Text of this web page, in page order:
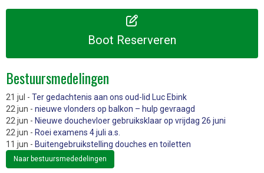
Boot Reserveren
Bestuursmedelingen
21 jul - Ter gedachtenis aan ons oud-lid Luc Ebink
22 jun - nieuwe vlonders op balkon – hulp gevraagd
22 jun - Nieuwe douchevloer gebruiksklaar op vrijdag 26 juni
22 jun - Roei examens 4 juli a.s.
11 jun - Buitengebruikstelling douches en toiletten
Naar bestuursmededelingen